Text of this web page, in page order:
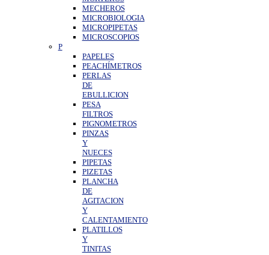
MECHEROS
MICROBIOLOGIA
MICROPIPETAS
MICROSCOPIOS
P
PAPELES
PEACHÍMETROS
PERLAS
DE
EBULLICION
PESA
FILTROS
PIGNOMETROS
PINZAS
Y
NUECES
PIPETAS
PIZETAS
PLANCHA
DE
AGITACION
Y
CALENTAMIENTO
PLATILLOS
Y
TINITAS